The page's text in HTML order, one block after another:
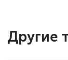
Другие